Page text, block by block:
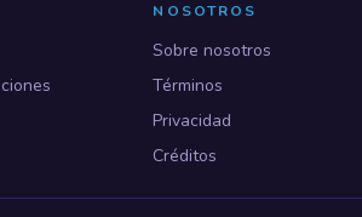
NOSOTROS
Sobre nosotros
Términos
Privacidad
Créditos